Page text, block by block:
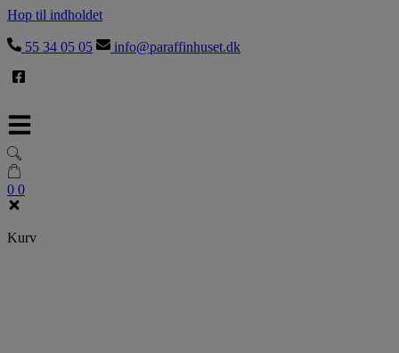
Hop til indholdet
55 34 05 05 info@paraffinhuset.dk
0 0
Kurv